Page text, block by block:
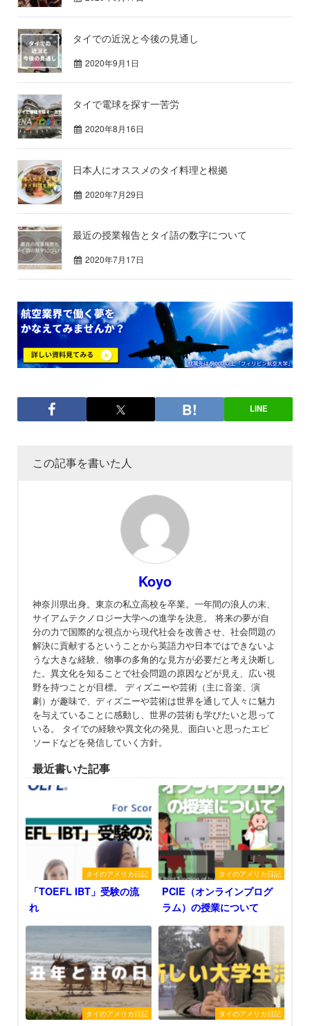
タイでの近況と今後の見通し
2020年9月1日
タイで電球を探す一苦労
2020年8月16日
日本人にオススメのタイ料理と根拠
2020年7月29日
最近の授業報告とタイ語の数字について
2020年7月17日
LINE
この記事を書いた人
Koyo
神奈川県出身。東京の私立高校を卒業。一年間の浪人の末、
サイアムテクノロジー大学への進学を決意。 将来の夢が自
分の力で国際的な視点から現代社会を改善させ、社会問題の
解決に貢献するということから英語力や日本ではできないよ
うな大きな経験、物事の多角的な見方が必要だと考え決断し
た。異文化を知ることで社会問題の原因などが見え、広い視
野を持つことが目標。 ディズニーや芸術（主に音楽、演
劇）が趣味で、ディズニーや芸術は世界を通して人々に魅力
を与えていることに感動し、世界の芸術も学びたいと思って
いる。 タイでの経験や異文化の発見、面白いと思ったエピ
ソードなどを発信していく方針。
最近書いた記事
タイのアメリカ日記
「TOEFL IBT」受験の流
れ
タイのアメリカ日記
PCIE（オンラインプログ
ラム）の授業について
タイのアメリカ日記 タイのアメリカ日記